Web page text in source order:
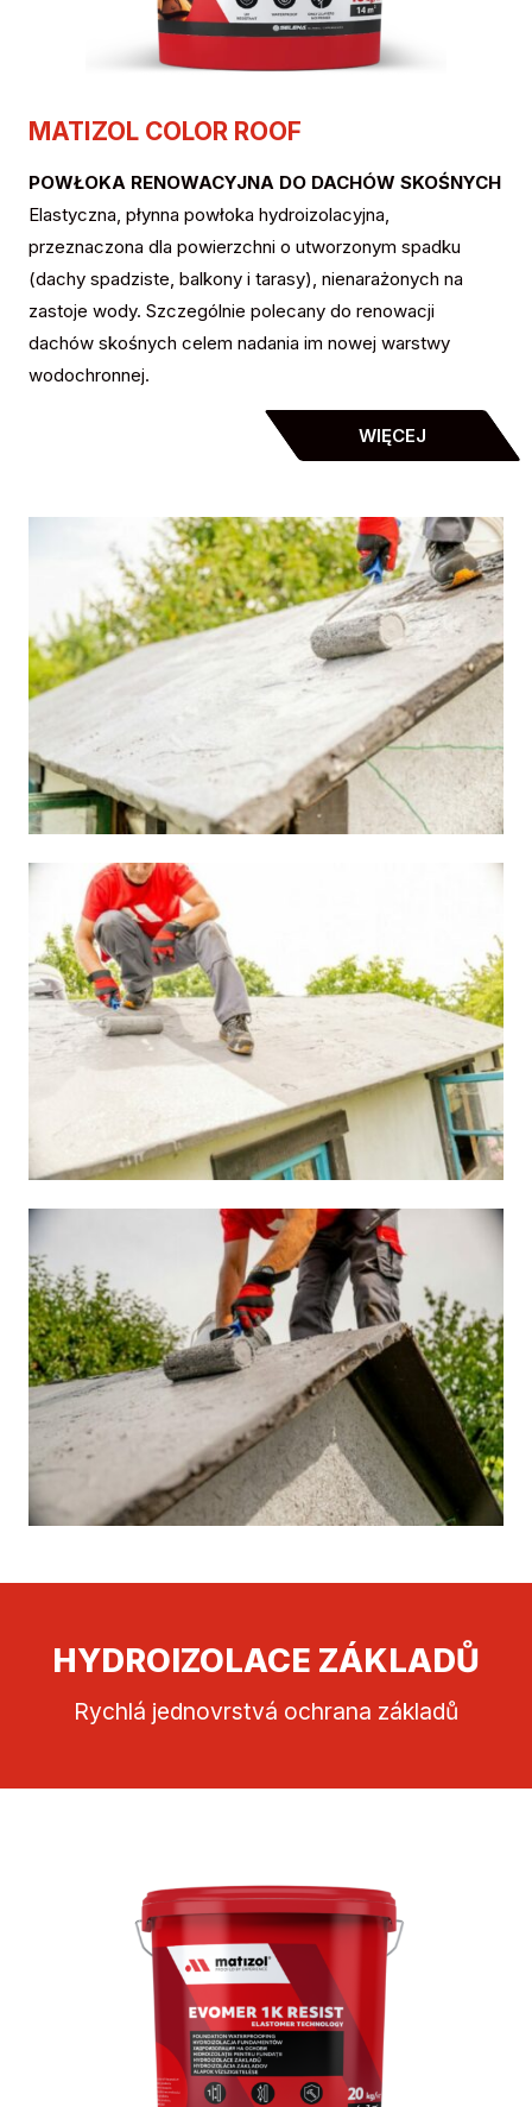
MATIZOL COLOR ROOF
POWŁOKA RENOWACYJNA DO DACHÓW SKOŚNYCH
Elastyczna, płynna powłoka hydroizolacyjna,
przeznaczona dla powierzchni o utworzonym spadku
(dachy spadziste, balkony i tarasy), nienarażonych na
zastoje wody. Szczególnie polecany do renowacji
dachów skośnych celem nadania im nowej warstwy
wodochronnej.
WIĘCEJ
HYDROIZOLACE ZÁKLADŮ
Rychlá jednovrstvá ochrana základů